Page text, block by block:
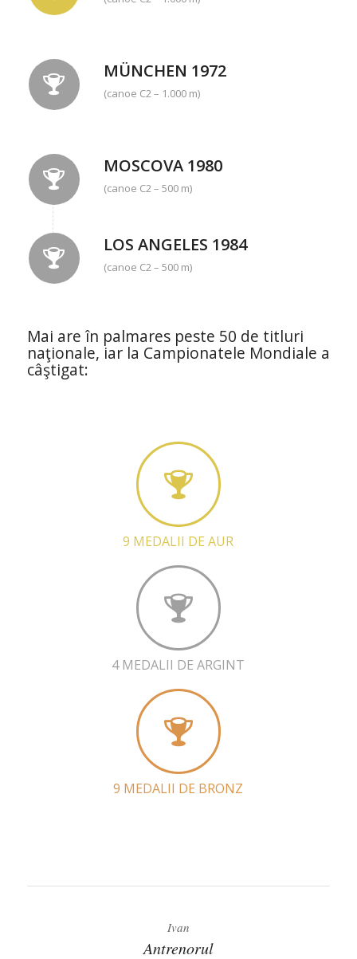
MÜNCHEN 1972
(canoe C2 – 1.000 m)
MOSCOVA 1980
(canoe C2 – 500 m)
LOS ANGELES 1984
(canoe C2 – 500 m)
Mai are în palmares peste 50 de titluri
naţionale, iar la Campionatele Mondiale a
câştigat:
9 MEDALII DE AUR
4 MEDALII DE ARGINT
9 MEDALII DE BRONZ
Ivan
Antrenorul